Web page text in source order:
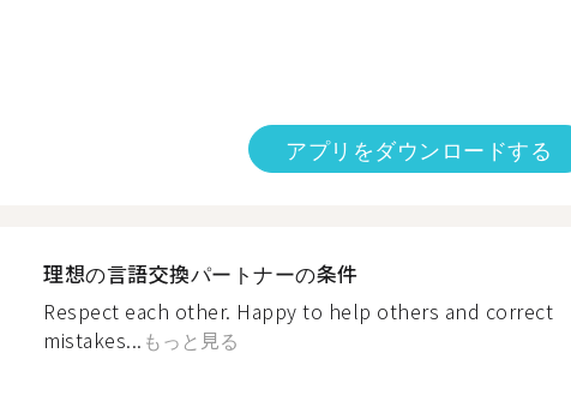
アプリをダウンロードする
理想の言語交換パートナーの条件
Respect each other. Happy to help others and correct
mistakes... もっと見る